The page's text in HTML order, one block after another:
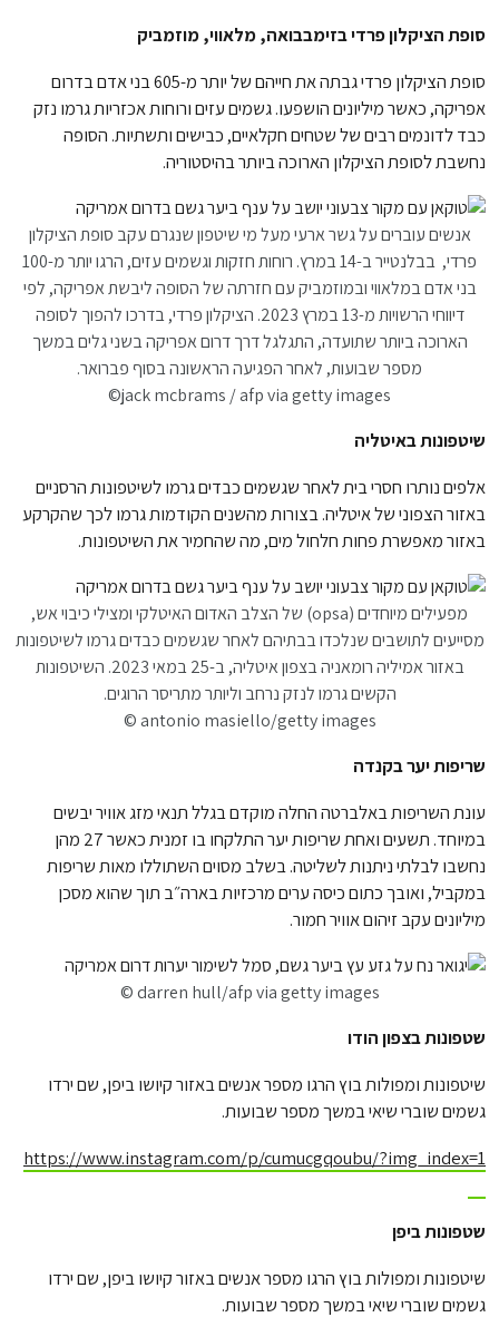
סופת הציקלון פרדי בזימבבואה, מלאווי, מוזמביק
סופת הציקלון פרדי גבתה את חייהם של יותר מ-605 בני אדם בדרום
אפריקה, כאשר מיליונים הושפעו. גשמים עזים ורוחות אכזריות גרמו נזק
כבד לדונמים רבים של שטחים חקלאיים, כבישים ותשתיות. הסופה
נחשבת לסופת הציקלון הארוכה ביותר בהיסטוריה.
אנשים עוברים על גשר ארעי מעל מי שיטפון שנגרם עקב סופת הציקלון
פרדי, בבלנטייר ב-14 במרץ. רוחות חזקות וגשמים עזים, הרגו יותר מ-100
בני אדם במלאווי ובמוזמביק עם חזרתה של הסופה ליבשת אפריקה, לפי
דיווחי הרשויות מ-13 במרץ 2023. הציקלון פרדי, בדרכו להפוך לסופה
הארוכה ביותר שתועדה, התגלגל דרך דרום אפריקה בשני גלים במשך
מספר שבועות, לאחר הפגיעה הראשונה בסוף פברואר.
jack mcbrams / afp via getty images©
שיטפונות באיטליה
אלפים נותרו חסרי בית לאחר שגשמים כבדים גרמו לשיטפונות הרסניים
באזור הצפוני של איטליה. בצורות מהשנים הקודמות גרמו לכך שהקרקע
באזור מאפשרת פחות חלחול מים, מה שהחמיר את השיטפונות.
מפעילים מיוחדים (opsa) של הצלב האדום האיטלקי ומצילי כיבוי אש,
מסייעים לתושבים שנלכדו בבתיהם לאחר שגשמים כבדים גרמו לשיטפונות
באזור אמיליה רומאניה בצפון איטליה, ב-25 במאי 2023. השיטפונות
הקשים גרמו לנזק נרחב וליותר מתריסר הרוגים.
antonio masiello/getty images ©
שריפות יער בקנדה
עונת השריפות באלברטה החלה מוקדם בגלל תנאי מזג אוויר יבשים
במיוחד. תשעים ואחת שריפות יער התלקחו בו זמנית כאשר 27 מהן
נחשבו לבלתי ניתנות לשליטה. בשלב מסוים השתוללו מאות שריפות
במקביל, ואובך כתום כיסה ערים מרכזיות בארה״ב תוך שהוא מסכן
מיליונים עקב זיהום אוויר חמור.
darren hull/afp via getty images ©
שטפונות בצפון הודו
שיטפונות ומפולות בוץ הרגו מספר אנשים באזור קיושו ביפן, שם ירדו
גשמים שוברי שיאי במשך מספר שבועות.
https://www.instagram.com/p/cumucgqoubu/?img_index=1
שטפונות ביפן
שיטפונות ומפולות בוץ הרגו מספר אנשים באזור קיושו ביפן, שם ירדו
גשמים שוברי שיאי במשך מספר שבועות.